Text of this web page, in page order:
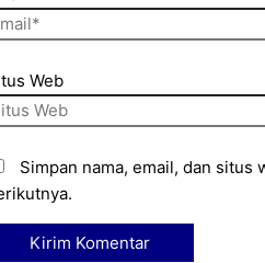
Web
Simpan nama, email, dan situs